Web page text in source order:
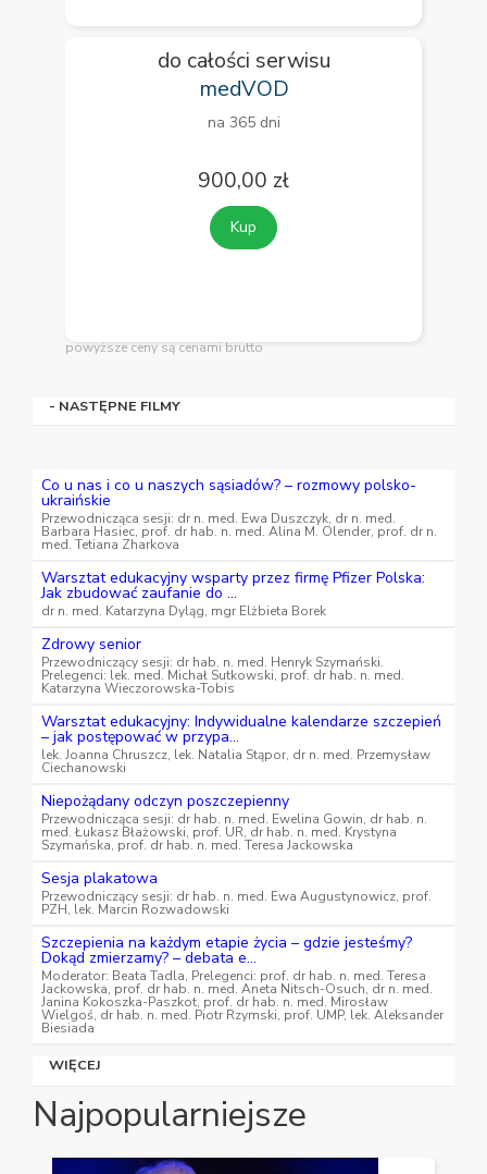
do całości serwisu
medVOD
na 365 dni
900,00 zł
Kup
powyższe ceny są cenami brutto
- NASTĘPNE FILMY
Co u nas i co u naszych sąsiadów? – rozmowy polsko-
ukraińskie
Przewodnicząca sesji: dr n. med. Ewa Duszczyk, dr n. med.
Barbara Hasiec, prof. dr hab. n. med. Alina M. Olender, prof. dr n.
med. Tetiana Zharkova
Warsztat edukacyjny wsparty przez firmę Pfizer Polska:
Jak zbudować zaufanie do ...
dr n. med. Katarzyna Dyląg, mgr Elżbieta Borek
Zdrowy senior
Przewodniczący sesji: dr hab. n. med. Henryk Szymański.
Prelegenci: lek. med. Michał Sutkowski, prof. dr hab. n. med.
Katarzyna Wieczorowska-Tobis
Warsztat edukacyjny: Indywidualne kalendarze szczepień
– jak postępować w przypa...
lek. Joanna Chruszcz, lek. Natalia Stąpor, dr n. med. Przemysław
Ciechanowski
Niepożądany odczyn poszczepienny
Przewodnicząca sesji: dr hab. n. med. Ewelina Gowin, dr hab. n.
med. Łukasz Błażowski, prof. UR, dr hab. n. med. Krystyna
Szymańska, prof. dr hab. n. med. Teresa Jackowska
Sesja plakatowa
Przewodniczący sesji: dr hab. n. med. Ewa Augustynowicz, prof.
PZH, lek. Marcin Rozwadowski
Szczepienia na każdym etapie życia – gdzie jesteśmy?
Dokąd zmierzamy? – debata e...
Moderator: Beata Tadla, Prelegenci: prof. dr hab. n. med. Teresa
Jackowska, prof. dr hab. n. med. Aneta Nitsch-Osuch, dr n. med.
Janina Kokoszka-Paszkot, prof. dr hab. n. med. Mirosław
Wielgoś, dr hab. n. med. Piotr Rzymski, prof. UMP, lek. Aleksander
Biesiada
WIĘCEJ
Najpopularniejsze